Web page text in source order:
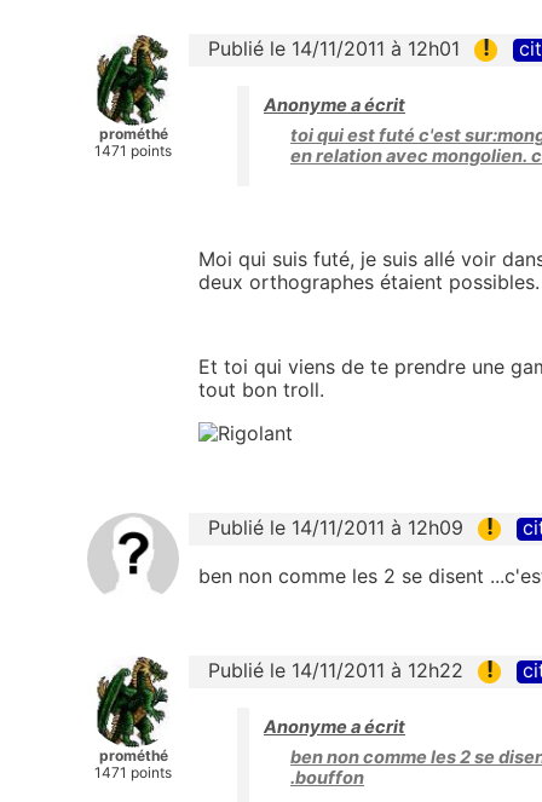
prométhé
1471 points
Publié le 14/11/2011 à 12h01 !
Anonyme a écrit
toi qui est futé c'est
en relation avec mongolien.
Moi qui suis futé, je suis allé voir
deux orthographes étaient possibles.
Et toi qui viens de te prendre une
tout bon troll.
Publié le 14/11/2011 à 12h09 !
ben non comme les 2 se disent
prométhé
1471 points
Publié le 14/11/2011 à 12h22 !
Anonyme a écrit
ben non comme les 2 se
.bouffon